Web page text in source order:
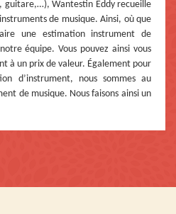
guitare,…), Wantestin Eddy recueille
de musique. Ainsi, où que
une estimation instrument de
équipe. Vous pouvez ainsi vous
à un prix de valeur. Également pour
d’instrument, nous sommes au
de musique. Nous faisons ainsi un